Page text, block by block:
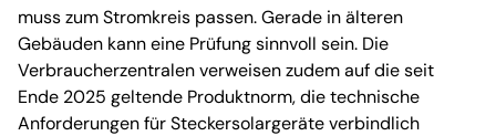
muss zum Stromkreis passen. Gerade in älteren
Gebäuden kann eine Prüfung sinnvoll sein. Die
Verbraucherzentralen verweisen zudem auf die seit
Ende 2025 geltende Produktnorm, die technische
Anforderungen für Steckersolargeräte verbindlich